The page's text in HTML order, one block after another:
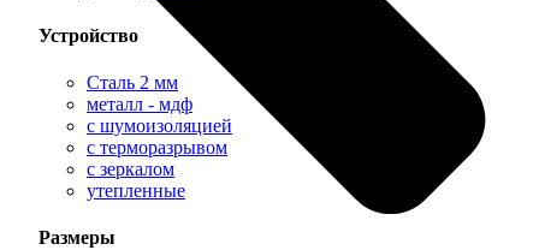
Устройство
Сталь 2 мм
металл - мдф
с шумоизоляцией
с терморазрывом
с зеркалом
утепленные
Размеры